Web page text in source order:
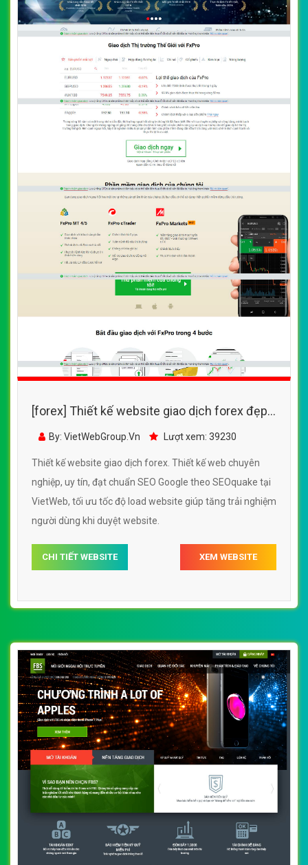
[forex] Thiết kế website giao dịch forex đẹp,
chuyên nghiệp chuẩn SEO
By: VietWebGroup.Vn Lượt xem: 39230
Thiết kế website giao dịch forex. Thiết kế web chuyên
nghiệp, uy tín, đạt chuẩn SEO Google theo SEOquake tại
VietWeb, tối ưu tốc độ load website giúp tăng trải nghiệm
người dùng khi duyệt website.
CHI TIẾT WEBSITE XEM WEBSITE